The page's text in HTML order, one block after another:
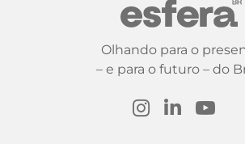
Olhando para o
– e para o futuro – do